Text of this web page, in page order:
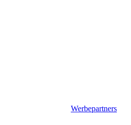
Werbepartners